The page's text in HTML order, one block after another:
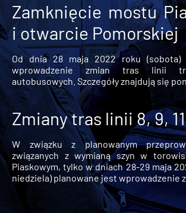
Zamknięcie mostu
i otwarcie Pomorskiej
Od dnia 28 maja 2022 roku (sobota)
wprowadzenie zmian tras linii
autobusowych. Szczegóły znajdują się
Zmiany tras linii 8, 9,
W związku z planowanym
związanych z wymianą szyn w
Piaskowym, tylko w dniach 28-29 maja
niedziela) planowane jest wprowadzenie